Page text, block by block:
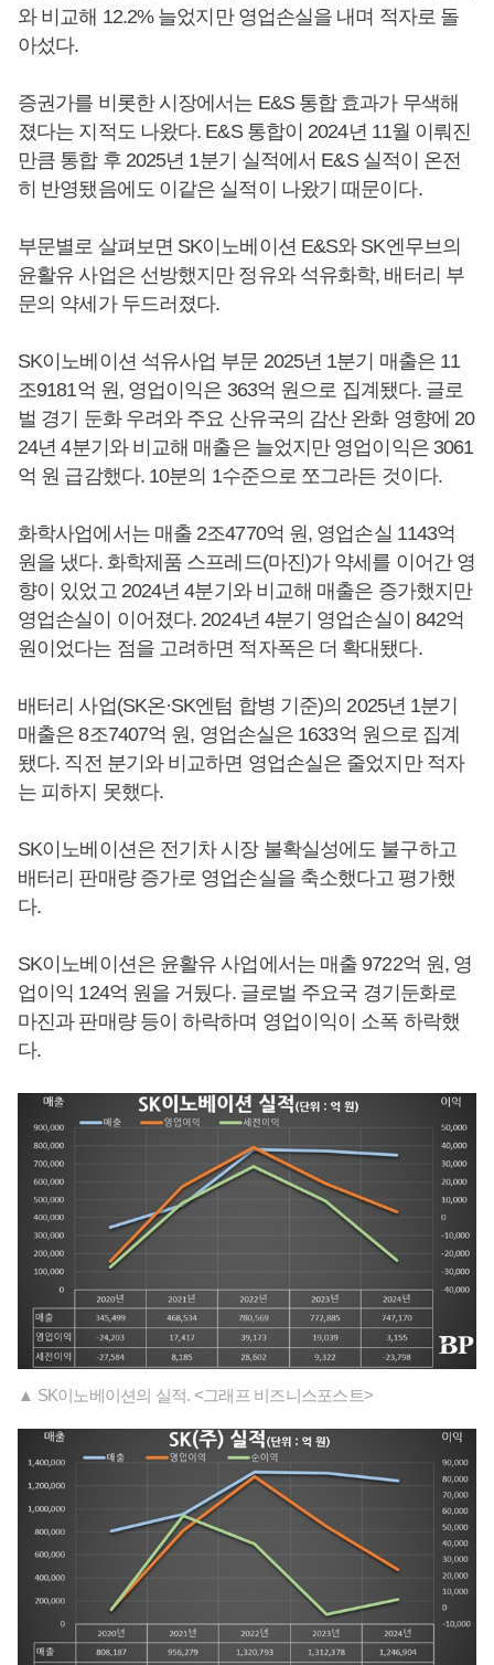
와 비교해 12.2% 늘었지만 영업손실을 내며 적자로 돌
아섰다.
증권가를 비롯한 시장에서는 E&S 통합 효과가 무색해
졌다는 지적도 나왔다. E&S 통합이 2024년 11월 이뤄진
만큼 통합 후 2025년 1분기 실적에서 E&S 실적이 온전
히 반영됐음에도 이같은 실적이 나왔기 때문이다.
부문별로 살펴보면 SK이노베이션 E&S와 SK엔무브의
윤활유 사업은 선방했지만 정유와 석유화학, 배터리 부
문의 약세가 두드러졌다.
SK이노베이션 석유사업 부문 2025년 1분기 매출은 11
조9181억 원, 영업이익은 363억 원으로 집계됐다. 글로
벌 경기 둔화 우려와 주요 산유국의 감산 완화 영향에 20
24년 4분기와 비교해 매출은 늘었지만 영업이익은 3061
억 원 급감했다. 10분의 1수준으로 쪼그라든 것이다.
화학사업에서는 매출 2조4770억 원, 영업손실 1143억
원을 냈다. 화학제품 스프레드(마진)가 약세를 이어간 영
향이 있었고 2024년 4분기와 비교해 매출은 증가했지만
영업손실이 이어졌다. 2024년 4분기 영업손실이 842억
원이었다는 점을 고려하면 적자폭은 더 확대됐다.
배터리 사업(SK온·SK엔텀 합병 기준)의 2025년 1분기
매출은 8조7407억 원, 영업손실은 1633억 원으로 집계
됐다. 직전 분기와 비교하면 영업손실은 줄었지만 적자
는 피하지 못했다.
SK이노베이션은 전기차 시장 불확실성에도 불구하고
배터리 판매량 증가로 영업손실을 축소했다고 평가했
다.
SK이노베이션은 윤활유 사업에서는 매출 9722억 원, 영
업이익 124억 원을 거뒀다. 글로벌 주요국 경기둔화로
마진과 판매량 등이 하락하며 영업이익이 소폭 하락했
다.
▲ SK이노베이션의 실적. <그래프 비즈니스포스트>